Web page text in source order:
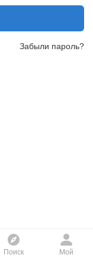
Забыли пароль?
Поиск Мой